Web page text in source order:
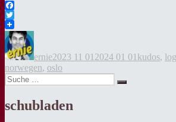
Facebook
Twitter
ernie2023 11 01 2024 01 01 kudos,
norwegen, oslo
Suche
nach:
Suche
schubladen